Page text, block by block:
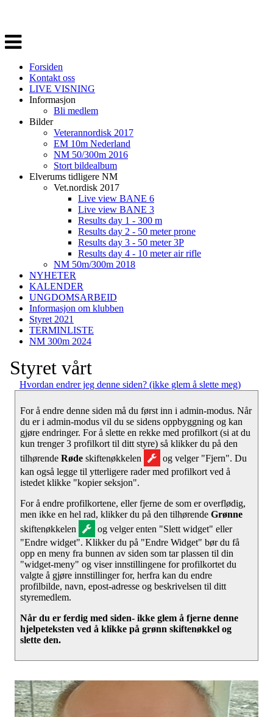
Veksle
navigasjon
Forsiden
Kontakt oss
LIVE VISNING
Informasjon
Bli medlem
Bilder
Veterannordisk 2017
EM 10m Nederland
NM 50/300m 2016
Stort bildealbum
Elverums tidligere NM
Vet.nordisk 2017
Live view BANE 6
Live view BANE 3
Results day 1 - 300 m
Results day 2 - 50 meter prone
Results day 3 - 50 meter 3P
Results day 4 - 10 meter air rifle
NM 50m/300m 2018
NYHETER
KALENDER
UNGDOMSARBEID
Informasjon om klubben
Styret 2021
TERMINLISTE
NM 300m 2024
Styret vårt
Hvordan endrer jeg denne siden? (ikke glem å slette meg)
For å endre denne siden må du først inn i admin-modus. Når
du er i admin-modus vil du se sidens oppbyggning og kan
gjøre endringer. For å slette en rekke med profilkort (si at du
kun trenger 3 profilkort til ditt styre) så klikker du på den
tilhørende Røde skiftenøkkelen
og velger "Fjern". Du
kan også legge til ytterligere rader med profilkort ved å
istedet klikke "kopier seksjon".
For å endre profilkortene, eller fjerne de som er overflødig,
men ikke en hel rad, klikker du på den tilhørende Grønne
skiftenøkkelen
og velger enten "Slett widget" eller
"Endre widget". Klikker du på "Endre Widget" bør du få
opp en meny fra bunnen av siden som tar plassen til din
"widget-meny" og viser innstillingene for profilkortet du
valgte å gjøre innstillinger for, herfra kan du endre
profilbilde, navn, epost-adresse og beskrivelsen til ditt
styremedlem.
Når du er ferdig med siden- ikke glem å fjerne denne
hjelpeteksten ved å klikke på grønn skiftenøkkel og
slette den.